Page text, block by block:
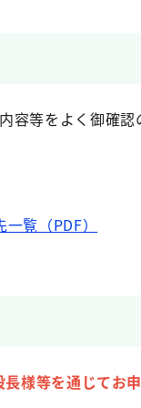
容等をよく御確認
覧（PDF）
長様等を通じてお